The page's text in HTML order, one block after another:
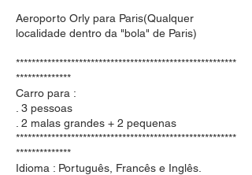
Aeroporto Orly para Paris(Qualquer
localidade dentro da "bola" de Paris)
********************************************************
**************
Carro para :
. 3 pessoas
. 2 malas grandes + 2 pequenas
********************************************************
**************
Idioma : Português, Francês e Inglês.